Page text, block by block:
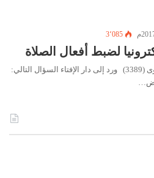
3٬085
لضبط أفعال الصلاة
بِسْمِ اللهِ الرَّحْمَنِ الرَّحِيمِ رقم الفتوى (3389) ورد إلى دار الإفتاء السؤال التالي: